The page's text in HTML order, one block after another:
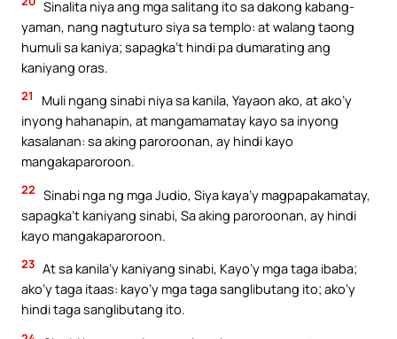
Sinalita niya ang mga salitang ito sa dakong kabang-
yaman, nang nagtuturo siya sa templo: at walang taong
humuli sa kaniya; sapagka’t hindi pa dumarating ang
kaniyang oras.
21
Muli ngang sinabi niya sa kanila, Yayaon ako, at ako’y
inyong hahanapin, at mangamamatay kayo sa inyong
kasalanan: sa aking paroroonan, ay hindi kayo
mangakaparoroon.
22 Sinabi nga ng mga Judio, Siya kaya’y magpapakamatay,
sapagka’t kaniyang sinabi, Sa aking paroroonan, ay hindi
kayo mangakaparoroon.
23 At sa kanila’y kaniyang sinabi, Kayo’y mga taga ibaba;
ako’y taga itaas: kayo’y mga taga sanglibutang ito; ako’y
hindi taga sanglibutang ito.